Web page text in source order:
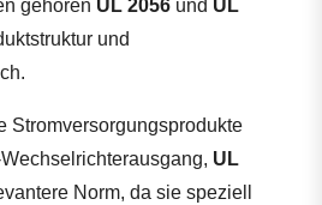
gehören UL 2056 und UL
und
Stromversorgungsprodukte
UL
Norm, da sie speziell